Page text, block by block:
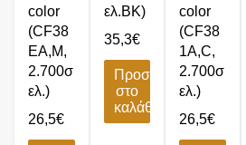
color
(CF38
EA,M,
2.700σ
ελ.)
26,5€
ελ.BK)
35,3€
Προσθήκη
στο
καλάθι
color
(CF38
1A,C,
2.700σ
ελ.)
26,5€